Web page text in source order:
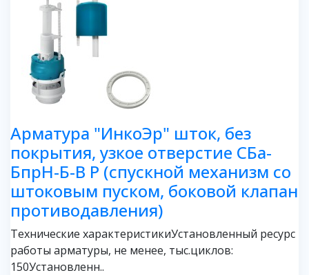
Арматура "ИнкоЭр" шток, без
покрытия, узкое отверстие СБа-
БпрН-Б-В Р (спускной механизм со
штоковым пуском, боковой клапан
противодавления)
Технические характеристикиУстановленный ресурс
работы арматуры, не менее, тыс.циклов:
150Установленн..